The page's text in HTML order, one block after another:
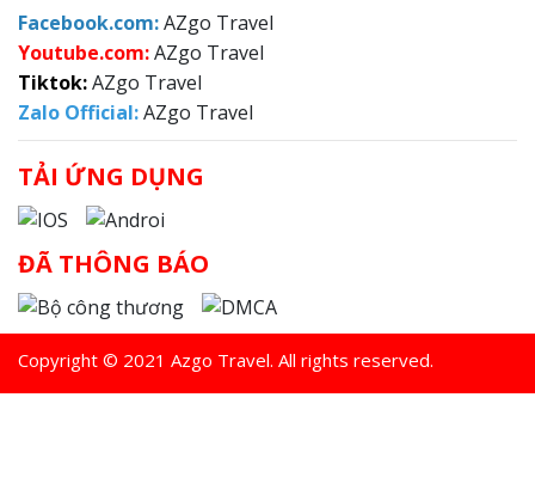
Facebook.com:AZgo Travel
Youtube.com:AZgo Travel
Tiktok:AZgo Travel
Zalo Official:AZgo Travel
TẢI ỨNG DỤNG
ĐÃ THÔNG BÁO
Copyright © 2021 Azgo Travel. All rights reserved.